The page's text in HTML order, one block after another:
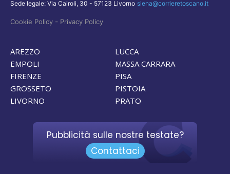
Sede legale: Via Cairoli, 30 - 57123 Livorno siena@corrieretoscano.it
Cookie Policy - Privacy Policy
AREZZO
EMPOLI
FIRENZE
GROSSETO
LIVORNO
LUCCA
MASSA CARRARA
PISA
PISTOIA
PRATO
Pubblicità sulle nostre testate?
Contattaci